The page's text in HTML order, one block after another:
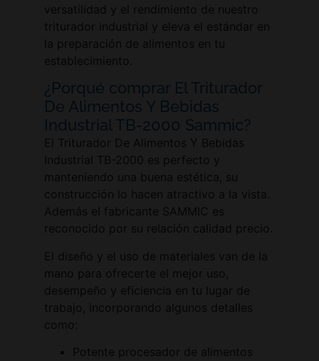
versatilidad y el rendimiento de nuestro
triturador industrial y eleva el estándar en
la preparación de alimentos en tu
establecimiento.
¿Porqué comprar El Triturador
De Alimentos Y Bebidas
Industrial TB-2000 Sammic?
El Triturador De Alimentos Y Bebidas
Industrial TB-2000 es perfecto y
manteniendo una buena estética, su
construcción lo hacen atractivo a la vista.
Además el fabricante SAMMIC es
reconocido por su relación calidad precio.
El diseño y el uso de materiales van de la
mano para ofrecerte el mejor uso,
desempeño y eficiencia en tu lugar de
trabajo, incorporando algunos detalles
como:
Potente procesador de alimentos